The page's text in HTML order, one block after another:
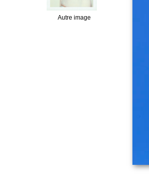
Autre image